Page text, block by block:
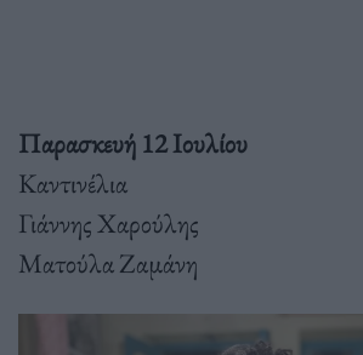
Παρασκευή 12 Ιουλίου
Καντινέλια
Γιάννης Χαρούλης
Ματούλα Ζαμάνη